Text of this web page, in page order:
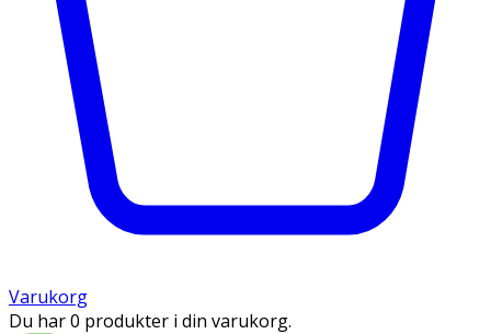
Varukorg
Du har 0 produkter i din varukorg.